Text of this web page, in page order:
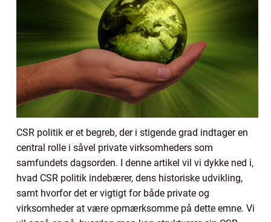
CSR politik er et begreb, der i stigende grad indtager en
central rolle i såvel private virksomheders som
samfundets dagsorden. I denne artikel vil vi dykke ned i,
hvad CSR politik indebærer, dens historiske udvikling,
samt hvorfor det er vigtigt for både private og
virksomheder at være opmærksomme på dette emne. Vi